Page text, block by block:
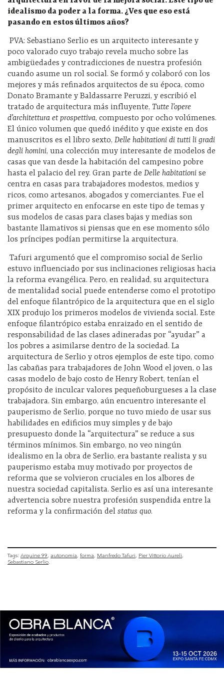
idealismo da poder a la forma. ¿Ves que eso está
pasando en estos últimos años?
PVA: Sebastiano Serlio es un arquitecto interesante y
poco valorado cuyo trabajo revela mucho sobre las
ambigüedades y contradicciones de nuestra profesión
cuando asume un rol social. Se formó y colaboró ​​con los
mejores y más refinados arquitectos de su época, como
Donato Bramante y Baldassarre Peruzzi, y escribió el
tratado de arquitectura más influyente, Tutte l’opere
d’architettura et prospettiva, compuesto por ocho volúmenes.
El único volumen que quedó inédito y que existe en dos
manuscritos es el libro sexto, Delle habitationi di tutti li gradi
degli homini, una colección muy interesante de modelos de
casas que van desde la habitación del campesino pobre
hasta el palacio del rey. Gran parte de Delle habitationi se
centra en casas para trabajadores modestos, medios y
ricos, como artesanos, abogados y comerciantes. Fue el
primer arquitecto en enfocarse en este tipo de temas y
sus modelos de casas para clases bajas y medias son
bastante llamativos si piensas que en ese momento sólo
los príncipes podían permitirse la arquitectura.
Tafuri argumentó que el compromiso social de Serlio
estuvo influenciado por sus inclinaciones religiosas hacia
la reforma evangélica. Pero, en realidad, su arquitectura
de mentalidad social puede entenderse como el prototipo
del enfoque filantrópico de la arquitectura que en el siglo
XIX produjo los primeros modelos de vivienda social. Este
enfoque filantrópico estaba enraizado en el sentido de
responsabilidad de las clases adineradas por “ayudar” a
los pobres a asimilarse dentro de la sociedad. La
arquitectura de Serlio y otros ejemplos de este tipo, como
las cabañas para trabajadores de John Wood el joven, o las
casas modelo de bajo costo de Henry Robert, tenían el
propósito de inculcar valores pequeñoburgueses a la clase
trabajadora. Sin embargo, aún encuentro interesante el
pauperismo de Serlio, porque no tuvo miedo de usar sus
habilidades en edificios muy simples y de bajo
presupuesto donde la “arquitectura” se reduce a sus
términos mínimos. Sin embargo, no veo ningún
idealismo en la obra de Serlio, era bastante realista y su
pauperismo estaba muy motivado por proyectos de
reforma que se volvieron cruciales en los albores de
nuestra sociedad capitalista. Serlio es así una interesante
advertencia sobre nuestra profesión suspendida entre la
reforma y la confirmación del status quo.
Tags: Arquine 99 autonomía forma Manfredo Tafuri
Pier Vittorio Aureli
Sebastiano Serlio